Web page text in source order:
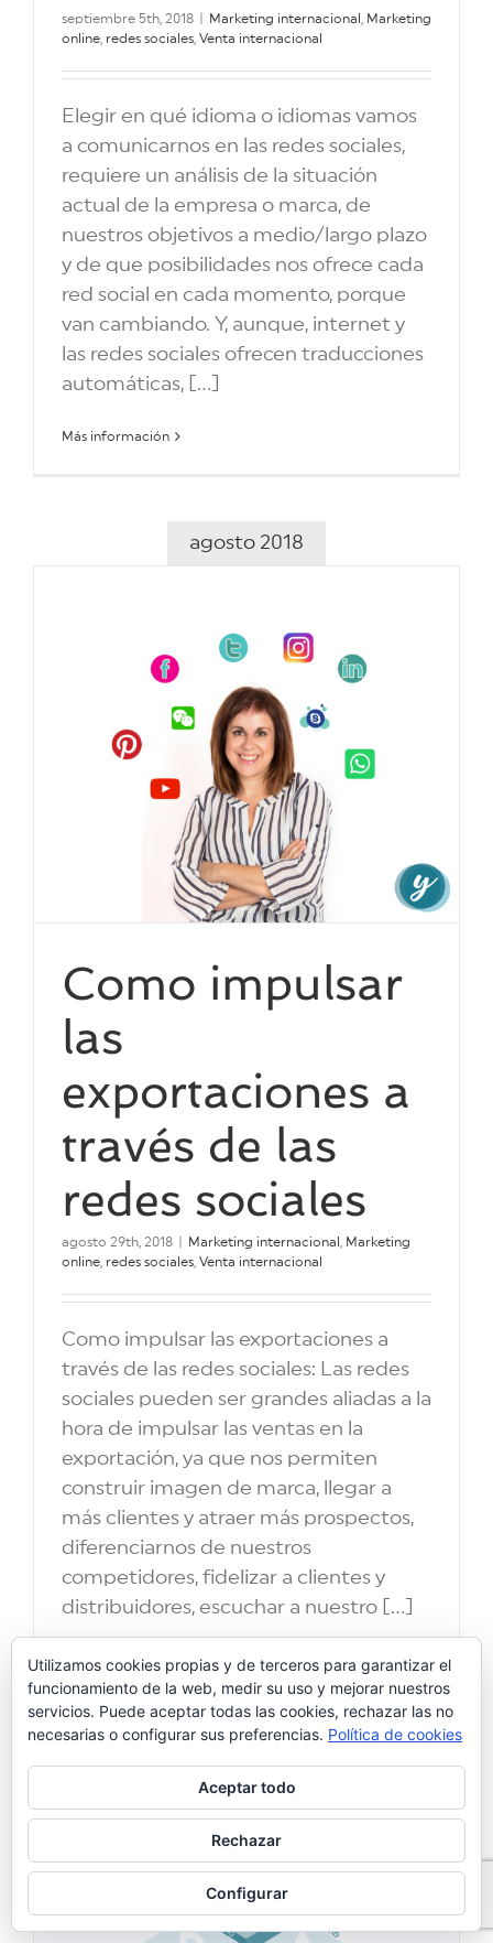
septiembre 5th, 2018 Marketing internacional
Marketing
online redes sociales Venta internacional
Elegir en qué idioma o idiomas vamos
a comunicarnos en las redes sociales,
requiere un análisis de la situación
actual de la empresa o marca, de
nuestros objetivos a medio/largo plazo
y de que posibilidades nos ofrece cada
red social en cada momento, porque
van cambiando. Y, aunque, internet y
las redes sociales ofrecen traducciones
automáticas, [...]
Más información
agosto 2018
Como impulsar
las
exportaciones a
través de las
redes sociales
agosto 29th, 2018 Marketing internacional
Marketing
online redes sociales Venta internacional
Como impulsar las exportaciones a
través de las redes sociales: Las redes
sociales pueden ser grandes aliadas a la
hora de impulsar las ventas en la
exportación, ya que nos permiten
construir imagen de marca, llegar a
más clientes y atraer más prospectos,
diferenciarnos de nuestros
competidores, fidelizar a clientes y
distribuidores, escuchar a nuestro [...]
Más información
julio 2018
Utilizamos cookies propias y de terceros para garantizar el
funcionamiento de la web, medir su uso y mejorar nuestros
servicios. Puede aceptar todas las cookies, rechazar las no
necesarias o configurar sus preferencias. Política de cookies
Aceptar todo
Rechazar
Configurar